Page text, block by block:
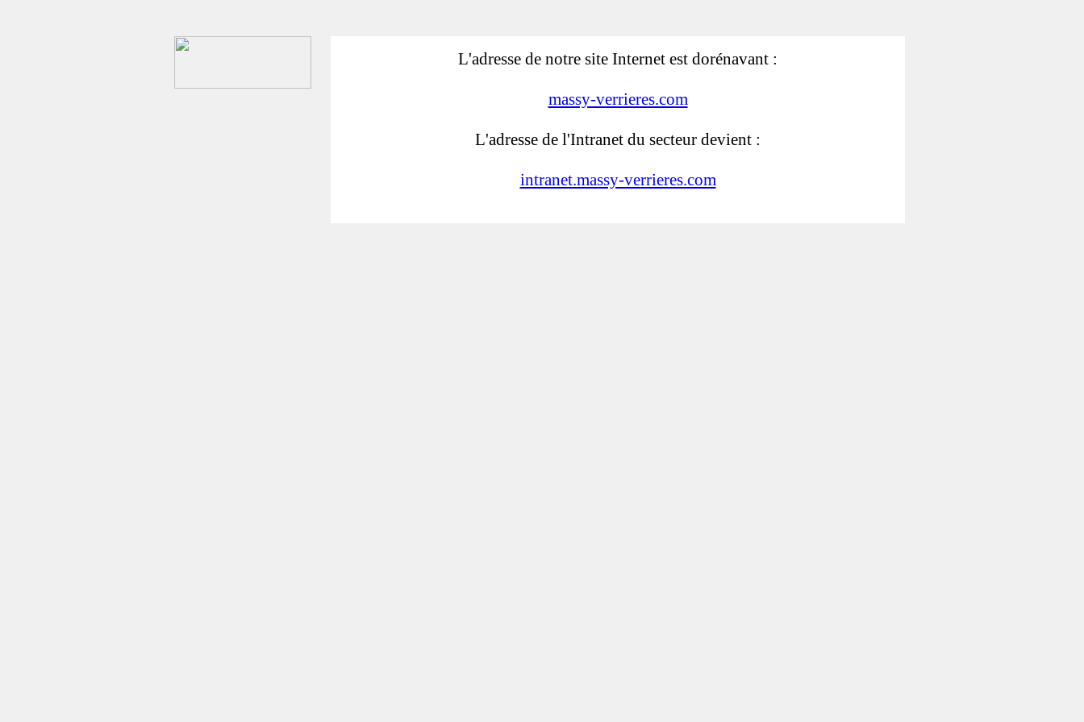
L'adresse de notre site Internet est dorénavant :
massy-verrieres.com
L'adresse de l'Intranet du secteur devient :
intranet.massy-verrieres.com